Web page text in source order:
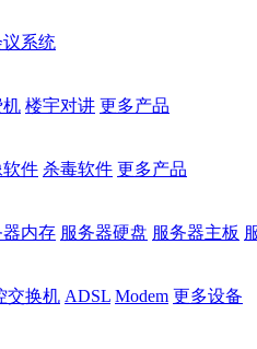
议系统
机 楼宇对讲 更多产品
软件 杀毒软件 更多产品
器内存 服务器硬盘 服务器主板
交换机 ADSL Modem 更多设备